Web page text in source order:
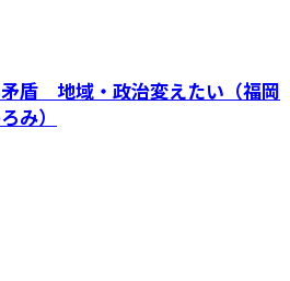
盾 地域・政治変えたい（福岡
み）